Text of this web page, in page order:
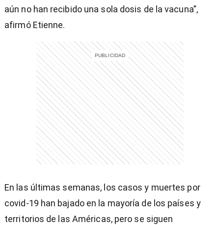
aún no han recibido una sola dosis de la vacuna”,
afirmó Etienne.
En las últimas semanas, los casos y muertes por
covid-19 han bajado en la mayoría de los países y
territorios de las Américas, pero se siguen